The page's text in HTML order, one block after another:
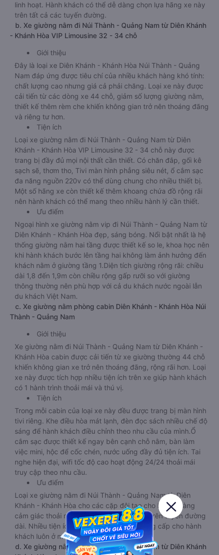
linh hoạt. Hành khách có thể dễ dàng chọn lựa hãng xe này
trên tất cả các tuyến đường.
b. Xe giường nằm đi Núi Thành - Quảng Nam từ Diên Khánh
- Khánh Hòa VIP Limousine 32 - 34 chỗ
Giới thiệu
Đây là loại xe Diên Khánh - Khánh Hòa Núi Thành - Quảng
Nam đáp ứng được tiêu chí của nhiều khách hàng khó tính:
chất lượng cao nhưng giá cả phải chăng. Loại xe này được
cải tiến từ các dòng xe 44 chỗ, giảm số lượng giường nằm,
thiết kế thêm rèm che khiến không gian trở nên thoáng đãng
và riêng tư hơn.
Tiện ích
Loại xe giường nằm đi Núi Thành - Quảng Nam từ Diên
Khánh - Khánh Hòa VIP Limousine 32 - 34 chỗ này được
trang bị đầy đủ mọi nội thất cần thiết. Có chăn đắp, gối kê
sạch sẽ, thơm tho, Tivi màn hình phẳng siêu nét, ổ cắm sạc
đa năng nguồn 220v có thể dùng chung cho nhiều thiết bị.
Một số hãng xe còn thiết kế thêm khoang chứa đồ rộng rãi
nên hành khách có thể mang theo nhiều hành lý cần thiết.
Ưu điểm
Ngoại hình xe giường nằm vip đi Núi Thành - Quảng Nam từ
Diên Khánh - Khánh Hòa đẹp, sáng bóng. Nổi bật nhất là hệ
thống giường nằm hai tầng được thiết kế so le, khoa học nên
khi hành khách bước lên tầng hai không làm ảnh hưởng đến
khách nằm ở giường tầng 1.Diện tích giường rộng rãi: chiều
dài 1,8 đến 1,9m còn chiều rộng gấp rưỡi so với giường
thông thường nên phù hợp với cả du khách nước ngoài lẫn
du khách Việt Nam.
c. Xe giường nằm phòng cabin Diên Khánh - Khánh Hòa Núi
Thành - Quảng Nam
Giới thiệu
Xe giường nằm đi Núi Thành - Quảng Nam từ Diên Khánh -
Khánh Hòa cabin được cải tiến từ xe giường thường 44 chỗ
khiến không gian xe trở nên thoáng đãng, rộng rãi hơn. Loại
xe này được tích hợp nhiều tiện ích trên xe giúp hành khách
có 1 hành trình thoải mái và thú vị.
Tiện ích
Trong mỗi cabin của loại xe này đều được trang bị màn hình
tivi riêng. Khe điều hòa mát lạnh, đèn đọc sách nhiều chế độ
sáng để hành khách điều chỉnh theo nhu cầu của mình.Ổ
cắm sạc được thiết kế ngay bên cạnh chỗ nằm, bàn làm
việc mini, hộc để cốc chén, nước uống đầy đủ tiện ích. Tai
nghe hiện đại, wifi tốc độ cao hoạt động 24/24 thoải mái
truy cập theo nhu cầu.
Ưu điểm
Loại xe giường nằm đi Núi Thành - Quảng Nam từ Diên
Khánh - Khánh Hòa cho các cặp đôi tạo cho khách hàng
cảm giác thoải mái, riêng tư khi di chuyển trên tuyến đường
dài. Nhiều tiện ích, sang trọng, dịch vụ cung cấp cho hành
khách luôn ở mức tốt nhất.
d. Xe giường nằm đi Núi Thành - Quảng Nam từ Diên Khánh